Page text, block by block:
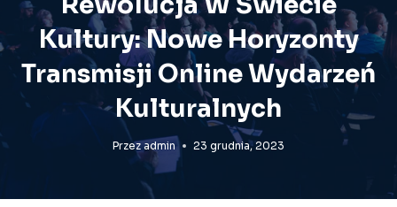
Kultury: Nowe Horyzonty
Transmisji Online Wydarzeń
Kulturalnych
Przez admin 23 grudnia, 2023